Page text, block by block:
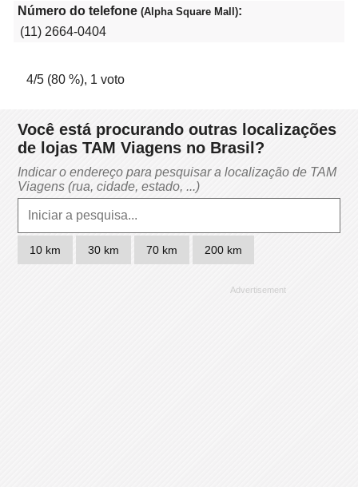
Número do telefone (Alpha Square Mall):
(11) 2664-0404
4/5 (80 %), 1 voto
Você está procurando outras localizações
de lojas TAM Viagens no Brasil?
Indicar o endereço para pesquisar a localização de TAM
Viagens (rua, cidade, estado, ...)
10 km 30 km 70 km 200 km